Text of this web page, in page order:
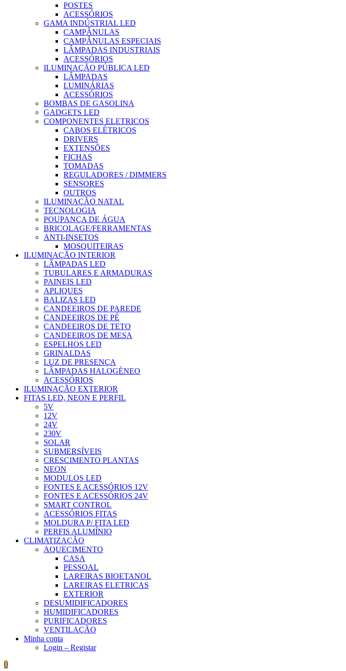
POSTES
ACESSÓRIOS
GAMA INDÚSTRIAL LED
CAMPÂNULAS
CAMPÂNULAS ESPECIAIS
LÂMPADAS INDUSTRIAIS
ACESSÓRIOS
ILUMINAÇÃO PÚBLICA LED
LÂMPADAS
LUMINÁRIAS
ACESSÓRIOS
BOMBAS DE GASOLINA
GADGETS LED
COMPONENTES ELETRICOS
CABOS ELÉTRICOS
DRIVERS
EXTENSÕES
FICHAS
TOMADAS
REGULADORES / DIMMERS
SENSORES
OUTROS
ILUMINAÇÃO NATAL
TECNOLOGIA
POUPANÇA DE ÁGUA
BRICOLAGE/FERRAMENTAS
ANTI-INSETOS
MOSQUITEIRAS
ILUMINAÇÃO INTERIOR
LÂMPADAS LED
TUBULARES E ARMADURAS
PAINEIS LED
APLIQUES
BALIZAS LED
CANDEEIROS DE PAREDE
CANDEEIROS DE PÉ
CANDEEIROS DE TETO
CANDEEIROS DE MESA
ESPELHOS LED
GRINALDAS
LUZ DE PRESENÇA
LÂMPADAS HALOGÉNEO
ACESSÓRIOS
ILUMINAÇÃO EXTERIOR
FITAS LED, NEON E PERFIL
5V
12V
24V
230V
SOLAR
SUBMERSÍVEIS
CRESCIMENTO PLANTAS
NEON
MODULOS LED
FONTES E ACESSÓRIOS 12V
FONTES E ACESSÓRIOS 24V
SMART CONTROL
ACESSÓRIOS FITAS
MOLDURA P/ FITA LED
PERFIS ALUMÍNIO
CLIMATIZAÇÃO
AQUECIMENTO
CASA
PESSOAL
LAREIRAS BIOETANOL
LAREIRAS ELETRICAS
EXTERIOR
DESUMIDIFICADORES
HUMIDIFICADORES
PURIFICADORES
VENTILAÇÃO
Minha conta
Login – Registar
0